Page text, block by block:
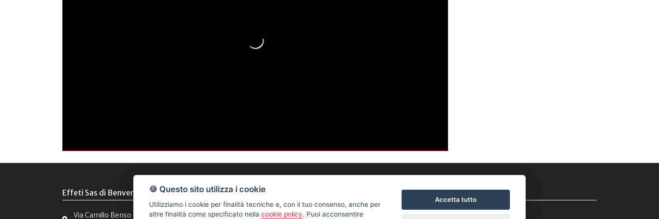
Effeti Sas di Benvenuti Tiziana e C.
Via Camillo Benso Conte di Cavour, 13 - 56034
LINK UTILI
Privacy Policy
SOCIAL
🍪 Questo sito utilizza i cookie
Utilizziamo i cookie per finalità tecniche e, con il tuo consenso, anche per
altre finalità come specificato nella cookie policy. Puoi acconsentire
Accetta tutto